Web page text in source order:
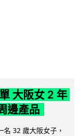
大阪女 2 年
邊產品
32 歲大阪女子，